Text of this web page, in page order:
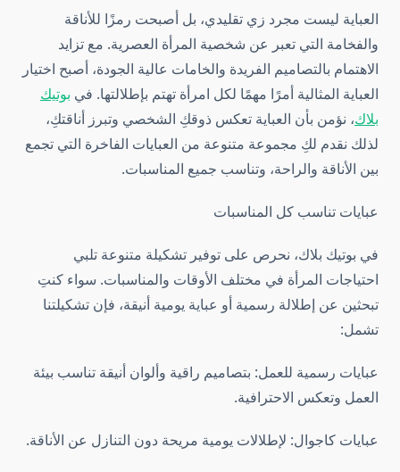
العباية ليست مجرد زي تقليدي، بل أصبحت رمزًا للأناقة
والفخامة التي تعبر عن شخصية المرأة العصرية. مع تزايد
الاهتمام بالتصاميم الفريدة والخامات عالية الجودة، أصبح اختيار
العباية المثالية أمرًا مهمًا لكل امرأة تهتم بإطلالتها. في بوتيك
بلاك، نؤمن بأن العباية تعكس ذوقكِ الشخصي وتبرز أناقتكِ،
لذلك نقدم لكِ مجموعة متنوعة من العبايات الفاخرة التي تجمع
بين الأناقة والراحة، وتناسب جميع المناسبات.
عبايات تناسب كل المناسبات
في بوتيك بلاك، نحرص على توفير تشكيلة متنوعة تلبي
احتياجات المرأة في مختلف الأوقات والمناسبات. سواء كنتِ
تبحثين عن إطلالة رسمية أو عباية يومية أنيقة، فإن تشكيلتنا
تشمل:
عبايات رسمية للعمل: بتصاميم راقية وألوان أنيقة تناسب بيئة
العمل وتعكس الاحترافية.
عبايات كاجوال: لإطلالات يومية مريحة دون التنازل عن الأناقة.